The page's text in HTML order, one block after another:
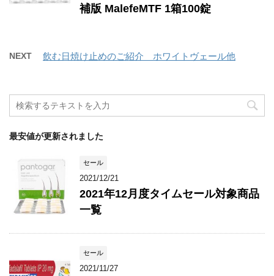
補版 MalefeMTF 1箱100錠
NEXT 飲む日焼け止めのご紹介 ホワイトヴェール他
最安値が更新されました
セール
2021/12/21
2021年12月度タイムセール対象商品
一覧
セール
2021/11/27